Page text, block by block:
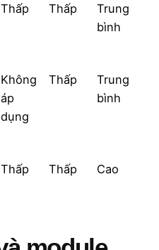
Thấp Thấp
Trung
bình
Không
áp
dụng
Thấp
Trung
bình
Thấp Thấp Cao